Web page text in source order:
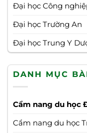
Đại học Công
Đại học Trường An
Đại học Trung Y
DANH MỤC
Cẩm nang du học
Cẩm nang du học